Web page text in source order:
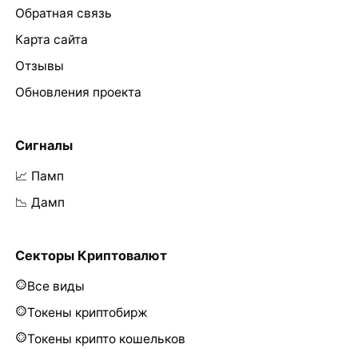
Обратная связь
Карта сайта
Отзывы
Обновления проекта
Сигналы
📈 Памп
📉 Дамп
Секторы Криптовалют
Все виды
Токены криптобирж
Токены крипто кошельков